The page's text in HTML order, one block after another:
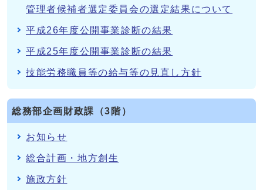
管理者候補者選定委員会の選定結果について
平成26年度公開事業診断の結果
平成25年度公開事業診断の結果
技能労務職員等の給与等の見直し方針
総務部企画財政課（3階）
お知らせ
総合計画・地方創生
施政方針